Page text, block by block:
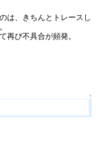
は、きちんとトレースし
再び不具合が頻発。
↑